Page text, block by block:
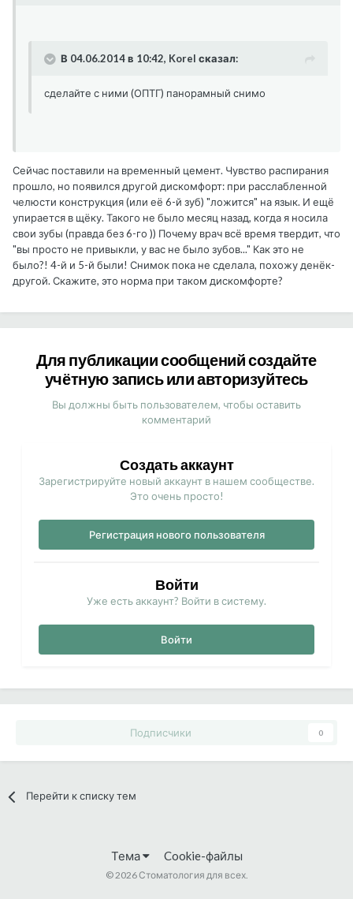
В 04.06.2014 в 10:42, Korel сказал:
сделайте с ними (ОПТГ) панорамный снимо
Сейчас поставили на временный цемент. Чувство распирания
прошло, но появился другой дискомфорт: при расслабленной
челюсти конструкция (или её 6-й зуб) "ложится" на язык. И ещё
упирается в щёку. Такого не было месяц назад, когда я носила
свои зубы (правда без 6-го )) Почему врач всё время твердит, что
"вы просто не привыкли, у вас не было зубов..." Как это не
было?! 4-й и 5-й были! Снимок пока не сделала, похожу денёк-
другой. Скажите, это норма при таком дискомфорте?
Для публикации сообщений создайте
учётную запись или авторизуйтесь
Вы должны быть пользователем, чтобы оставить
комментарий
Создать аккаунт
Зарегистрируйте новый аккаунт в нашем сообществе.
Это очень просто!
Регистрация нового пользователя
Войти
Уже есть аккаунт? Войти в систему.
Войти
Подписчики 0
Перейти к списку тем
Тема Cookie-файлы
©2026 Стоматология для всех.